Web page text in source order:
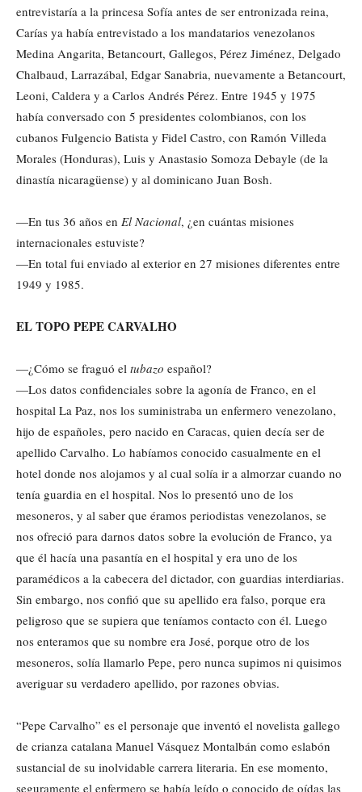
entrevistaría a la princesa Sofía antes de ser entronizada reina,
Carías ya había entrevistado a los mandatarios venezolanos
Medina Angarita, Betancourt, Gallegos, Pérez Jiménez, Delgado
Chalbaud, Larrazábal, Edgar Sanabria, nuevamente a Betancourt,
Leoni, Caldera y a Carlos Andrés Pérez. Entre 1945 y 1975
había conversado con 5 presidentes colombianos, con los
cubanos Fulgencio Batista y Fidel Castro, con Ramón Villeda
Morales (Honduras), Luis y Anastasio Somoza Debayle (de la
dinastía nicaragüense) y al dominicano Juan Bosh.
—En tus 36 años en El Nacional, ¿en cuántas misiones
internacionales estuviste?
—En total fui enviado al exterior en 27 misiones diferentes entre
1949 y 1985.
EL TOPO PEPE CARVALHO
—¿Cómo se fraguó el tubazo español?
—Los datos confidenciales sobre la agonía de Franco, en el
hospital La Paz, nos los suministraba un enfermero venezolano,
hijo de españoles, pero nacido en Caracas, quien decía ser de
apellido Carvalho. Lo habíamos conocido casualmente en el
hotel donde nos alojamos y al cual solía ir a almorzar cuando no
tenía guardia en el hospital. Nos lo presentó uno de los
mesoneros, y al saber que éramos periodistas venezolanos, se
nos ofreció para darnos datos sobre la evolución de Franco, ya
que él hacía una pasantía en el hospital y era uno de los
paramédicos a la cabecera del dictador, con guardias interdiarias.
Sin embargo, nos confió que su apellido era falso, porque era
peligroso que se supiera que teníamos contacto con él. Luego
nos enteramos que su nombre era José, porque otro de los
mesoneros, solía llamarlo Pepe, pero nunca supimos ni quisimos
averiguar su verdadero apellido, por razones obvias.
“Pepe Carvalho” es el personaje que inventó el novelista gallego
de crianza catalana Manuel Vásquez Montalbán como eslabón
sustancial de su inolvidable carrera literaria. En ese momento,
seguramente el enfermero se había leído o conocido de oídas las